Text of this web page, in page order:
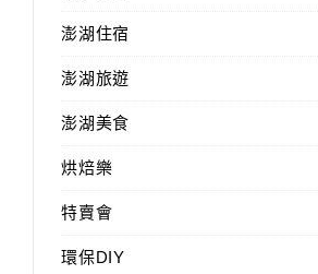
澎湖住宿
澎湖旅遊
澎湖美食
烘焙樂
特賣會
環保DIY